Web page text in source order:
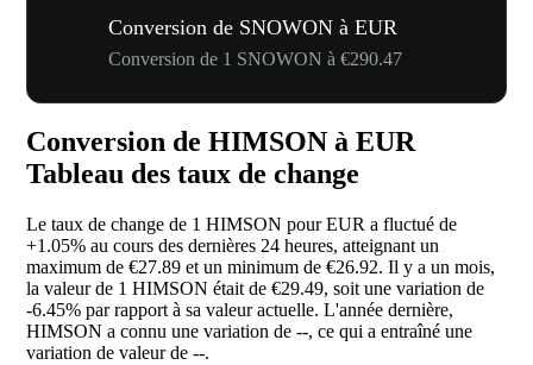
Conversion de SNOWON à EUR
Conversion de 1 SNOWON à €290.47
Conversion de HIMSON à EUR
Tableau des taux de change
Le taux de change de 1 HIMSON pour EUR a fluctué de
+1.05% au cours des dernières 24 heures, atteignant un
maximum de €27.89 et un minimum de €26.92. Il y a un mois,
la valeur de 1 HIMSON était de €29.49, soit une variation de
-6.45% par rapport à sa valeur actuelle. L'année dernière,
HIMSON a connu une variation de --, ce qui a entraîné une
variation de valeur de --.